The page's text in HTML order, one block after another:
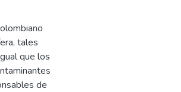
tales
que los
de